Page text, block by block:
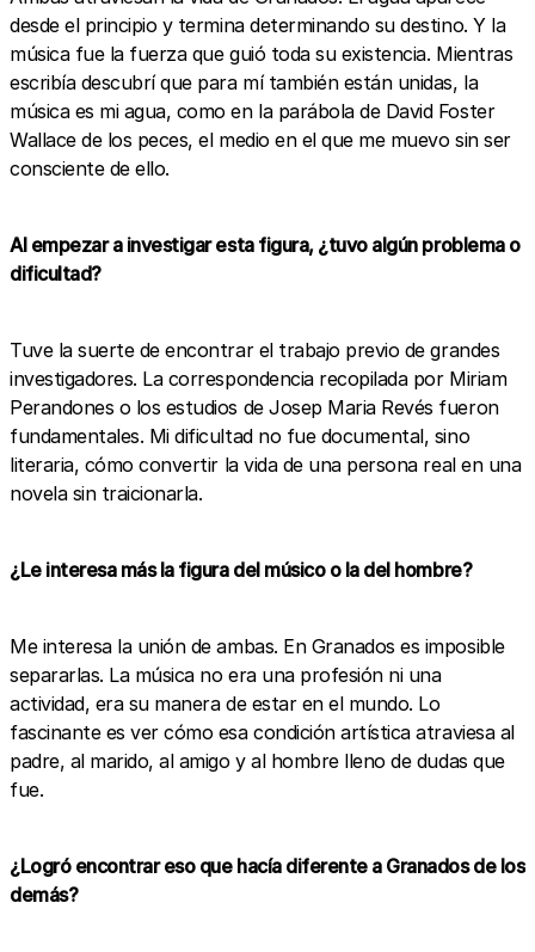
desde el principio y termina determinando su destino. Y la
música fue la fuerza que guió toda su existencia. Mientras
escribía descubrí que para mí también están unidas, la
música es mi agua, como en la parábola de David Foster
Wallace de los peces, el medio en el que me muevo sin ser
consciente de ello.
Al empezar a investigar esta figura, ¿tuvo algún problema o
dificultad?
Tuve la suerte de encontrar el trabajo previo de grandes
investigadores. La correspondencia recopilada por Miriam
Perandones o los estudios de Josep Maria Revés fueron
fundamentales. Mi dificultad no fue documental, sino
literaria, cómo convertir la vida de una persona real en una
novela sin traicionarla.
¿Le interesa más la figura del músico o la del hombre?
Me interesa la unión de ambas. En Granados es imposible
separarlas. La música no era una profesión ni una
actividad, era su manera de estar en el mundo. Lo
fascinante es ver cómo esa condición artística atraviesa al
padre, al marido, al amigo y al hombre lleno de dudas que
fue.
¿Logró encontrar eso que hacía diferente a Granados de los
demás?